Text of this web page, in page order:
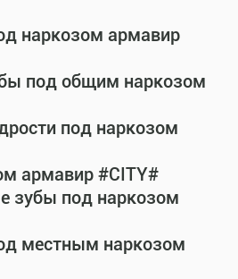
наркозом армавир
под общим наркозом
под наркозом
армавир #CITY#
зубы под наркозом
местным наркозом